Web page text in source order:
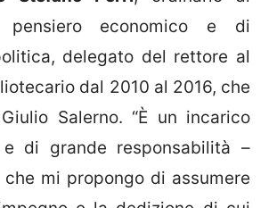
economico e di
delegato del rettore al
dal 2010 al 2016, che
Salerno. “È un incarico
di grande responsabilità –
mi propongo di assumere